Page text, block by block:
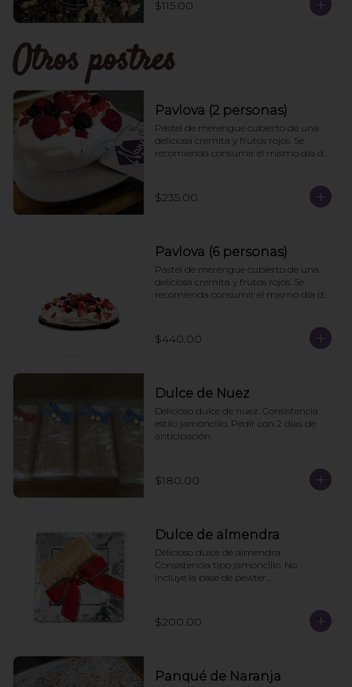
$115.00
Otros postres
Pavlova (2 personas)
Pastel de merengue cubierto de una
deliciosa cremita y frutos rojos. Se
recomienda consumir el mismo día de
$235.00
Pavlova (6 personas)
Pastel de merengue cubierto de una
deliciosa cremita y frutos rojos. Se
recomienda consumir el mismo día de
$440.00
Dulce de Nuez
Delicioso dulce de nuez. Consistencia
estilo jamoncillo. Pedir con 2 dias de
anticipación
$180.00
Dulce de almendra
Delicioso dulce de almendra.
Consistencia tipo jamoncillo. No
incluye la base de pewter.
$200.00
Panqué de Naranja